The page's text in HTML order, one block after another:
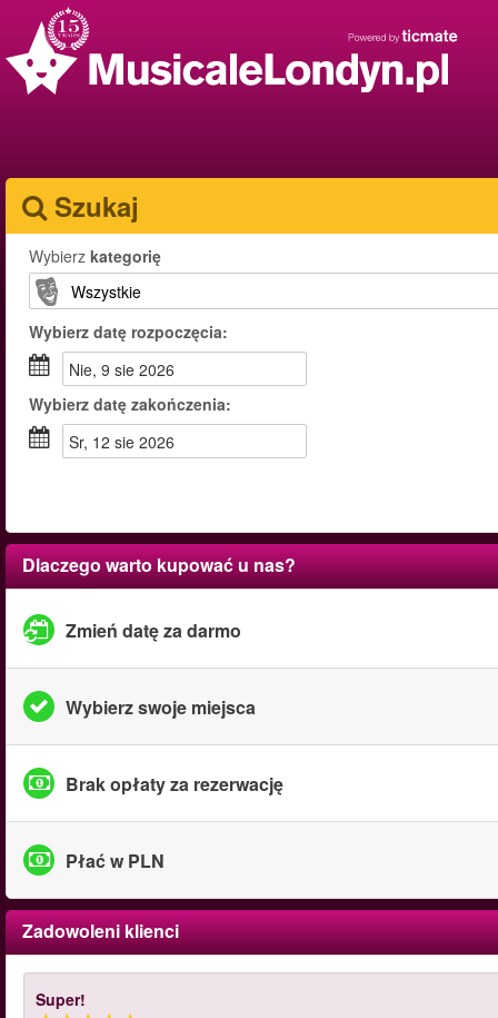
Szukaj
Wybierz kategorię
Wybierz datę rozpoczęcia:
nie, 9 sie 2026
Wybierz datę zakończenia:
sr, 12 sie 2026
Dlaczego warto kupować u nas?
Zmień datę za darmo
Wybierz swoje miejsca
Brak opłaty za rezerwację
Płać w PLN
Zadowoleni klienci
Super!